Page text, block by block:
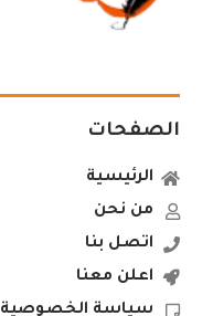
الصفحات
الرئيسية
من نحن
اتصل بنا
اعلن معنا
سياسة الخصوصية